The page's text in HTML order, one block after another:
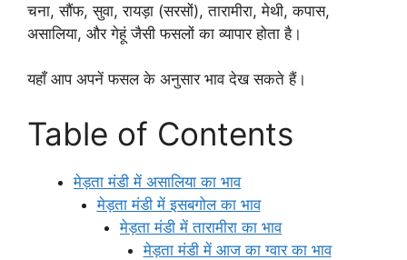
चना, सौंफ, सुवा, रायड़ा (सरसों), तारामीरा, मेथी, कपास,
असालिया, और गेहूं जैसी फसलों का व्यापार होता है।
यहाँ आप अपनें फसल के अनुसार भाव देख सकते हैं।
Table of Contents
मेड़ता मंडी में असालिया का भाव
मेड़ता मंडी में इसबगोल का भाव
मेड़ता मंडी में तारामीरा का भाव
मेड़ता मंडी में आज का ग्वार का भाव